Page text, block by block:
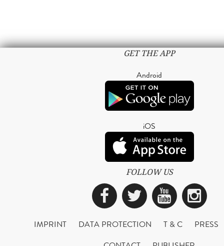
GET THE APP
Android
iOS
FOLLOW US
Facebook
Twitter
IMPRINT DATA PROTECTION T & C
PRESS